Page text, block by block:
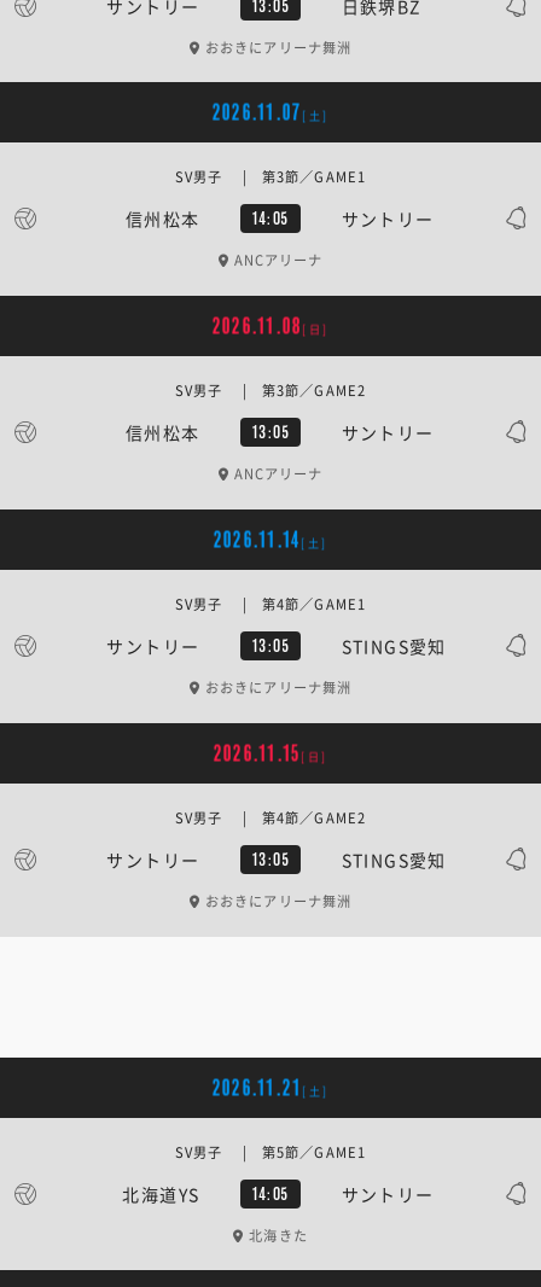
サントリー 13:05 日鉄堺BZ
おおきにアリーナ舞洲
2026.11.07 [土]
信州松本 14:05 サントリー
SV男子 | 第3節／GAME1
ANCアリーナ
2026.11.08 [日]
信州松本 13:05 サントリー
SV男子 | 第3節／GAME2
ANCアリーナ
2026.11.14 [土]
サントリー 13:05 STINGS愛知
SV男子 | 第4節／GAME1
おおきにアリーナ舞洲
2026.11.15 [日]
サントリー 13:05 STINGS愛知
SV男子 | 第4節／GAME2
おおきにアリーナ舞洲
2026.11.21 [土]
北海道YS 14:05 サントリー
SV男子 | 第5節／GAME1
北海きた